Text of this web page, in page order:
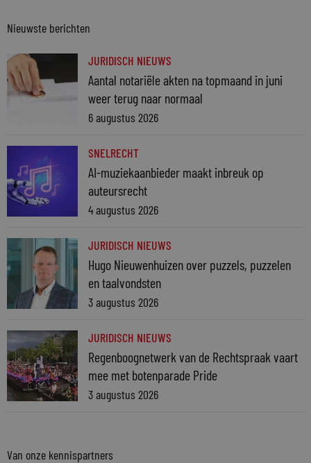
Nieuwste berichten
JURIDISCH NIEUWS
Aantal notariële akten na topmaand in juni
weer terug naar normaal
6 augustus 2026
SNELRECHT
AI-muziekaanbieder maakt inbreuk op
auteursrecht
4 augustus 2026
JURIDISCH NIEUWS
Hugo Nieuwenhuizen over puzzels, puzzelen
en taalvondsten
3 augustus 2026
JURIDISCH NIEUWS
Regenboognetwerk van de Rechtspraak vaart
mee met botenparade Pride
3 augustus 2026
Van onze kennispartners